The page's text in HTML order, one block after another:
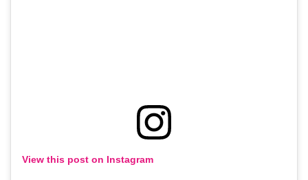
View this post on Instagram